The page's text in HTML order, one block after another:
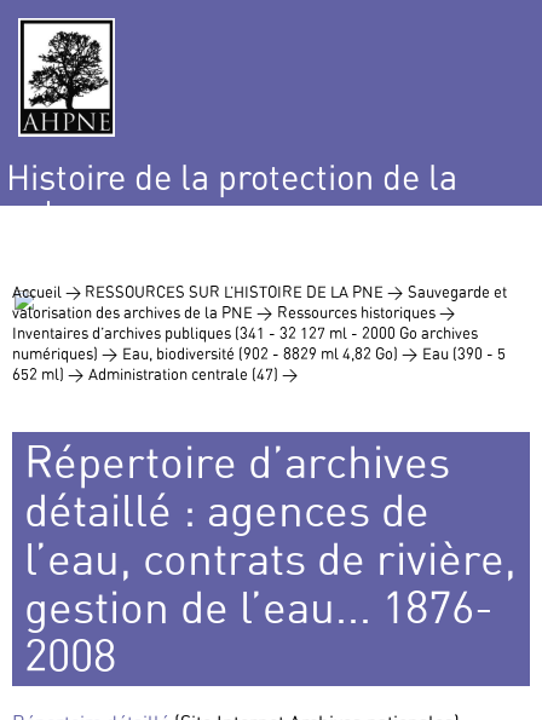
Histoire de la protection de la
nature
Accueil > RESSOURCES SUR L’HISTOIRE DE LA PNE > Sauvegarde et
valorisation des archives de la PNE > Ressources historiques >
Inventaires d’archives publiques (341 - 32 127 ml - 2000 Go archives
numériques) > Eau, biodiversité (902 - 8829 ml 4,82 Go) > Eau (390 - 5
652 ml) > Administration centrale (47) >
Répertoire d’archives
détaillé : agences de
l’eau, contrats de rivière,
gestion de l’eau... 1876-
2008